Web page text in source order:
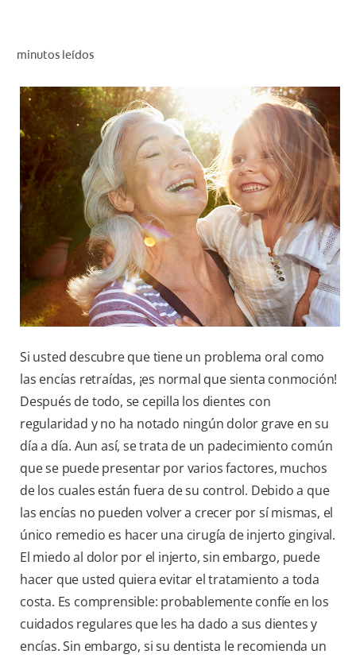
PARA PROFESIONALES
CUPONES
CO (ES)
SUSCRÍBETE
minutos leídos
Si usted descubre que tiene un problema oral como
las encías retraídas, ¡es normal que sienta conmoción!
Después de todo, se cepilla los dientes con
regularidad y no ha notado ningún dolor grave en su
día a día. Aun así, se trata de un padecimiento común
que se puede presentar por varios factores, muchos
de los cuales están fuera de su control. Debido a que
las encías no pueden volver a crecer por sí mismas, el
único remedio es hacer una cirugía de injerto gingival.
El miedo al dolor por el injerto, sin embargo, puede
hacer que usted quiera evitar el tratamiento a toda
costa. Es comprensible: probablemente confíe en los
cuidados regulares que les ha dado a sus dientes y
encías. Sin embargo, si su dentista le recomienda un